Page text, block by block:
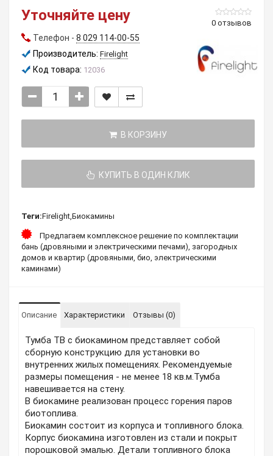
0 отзывов
Уточняйте цену
Телефон - 8 029 114-00-55
Производитель: Firelight
Код товара: 12036
В КОРЗИНУ
КУПИТЬ В ОДИН КЛИК
Теги:Firelight,Биокамины
Предлагаем комплексное решение по комплектации
бань (дровяными и электрическими печами), загородных
домов и квартир (дровяными, био, электрическими
каминами)
Описание Характеристики Отзывы (0)
Тумба ТВ с биокамином представляет собой
сборную конструкцию для установки во
внутренних жилых помещениях. Рекомендуемые
размеры помещения - не менее 18 кв.м.Тумба
навешивается на стену.
В биокамине реализован процесс горения паров
биотоплива.
Биокамин состоит из корпуса и топливного блока.
Корпус биокамина изготовлен из стали и покрыт
порошковой эмалью. Детали топливного блока